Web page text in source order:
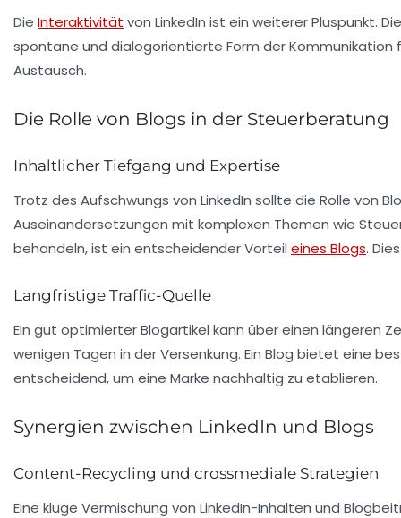
Die Interaktivität von LinkedIn ist ein weiterer Pluspunkt.
spontane und dialogorientierte Form der
Austausch.
Die Rolle von Blogs in der Steuerberatung
Inhaltlicher Tiefgang und Expertise
Trotz des Aufschwungs von LinkedIn sollte die Rolle von
Auseinandersetzungen mit komplexen Themen wie
behandeln, ist ein entscheidender Vorteil eines Blogs.
Langfristige Traffic-Quelle
Ein gut optimierter Blogartikel kann über einen längeren
wenigen Tagen in der Versenkung. Ein Blog bietet eine
entscheidend, um eine Marke nachhaltig zu etablieren.
Synergien zwischen LinkedIn und Blogs
Content-Recycling und crossmediale Strategien
Eine kluge Vermischung von LinkedIn-Inhalten und